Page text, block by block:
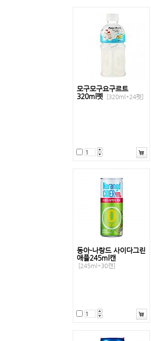
모구모구요구르트
320ml펫
[320ml*24펫]
동아-나랑드 사이다그린
애플245ml캔
[245ml*30캔]